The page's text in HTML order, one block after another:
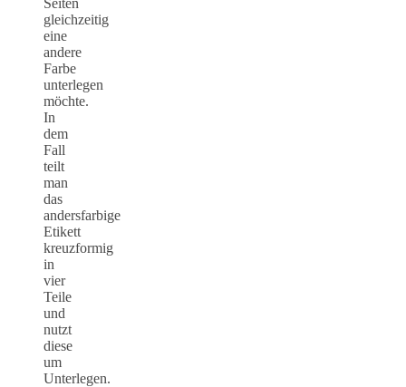
gleichzeitig
eine
andere
Farbe
unterlegen
möchte.
In
dem
Fall
teilt
man
das
andersfarbige
Etikett
kreuzformig
in
vier
Teile
und
nutzt
diese
um
Unterlegen.